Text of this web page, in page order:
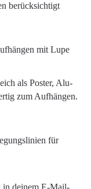
berücksichtigt
als Poster, Alu-
zum Aufhängen.
in deinem E-Mail-